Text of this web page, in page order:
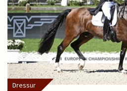
Dressur